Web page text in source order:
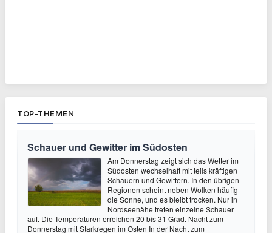
TOP-THEMEN
Schauer und Gewitter im Südosten
Am Donnerstag zeigt sich das Wetter im
Südosten wechselhaft mit teils kräftigen
Schauern und Gewittern. In den übrigen
Regionen scheint neben Wolken häufig
die Sonne, und es bleibt trocken. Nur in
Nordseenähe treten einzelne Schauer
auf. Die Temperaturen erreichen 20 bis 31 Grad. Nacht zum
Donnerstag mit Starkregen im Osten In der Nacht zum